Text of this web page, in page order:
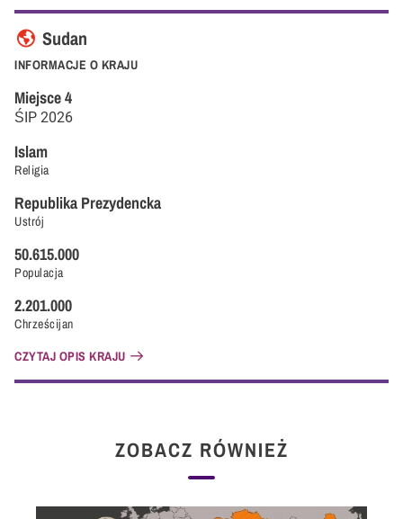
INFORMACJE O KRAJU
Sudan
Miejsce4
ŚIP 2026
Religia
Islam
Ustrój
Republika Prezydencka
Populacja
50.615.000
Chrześcijan
2.201.000
CZYTAJ OPIS KRAJU
ZOBACZ RÓWNIEŻ